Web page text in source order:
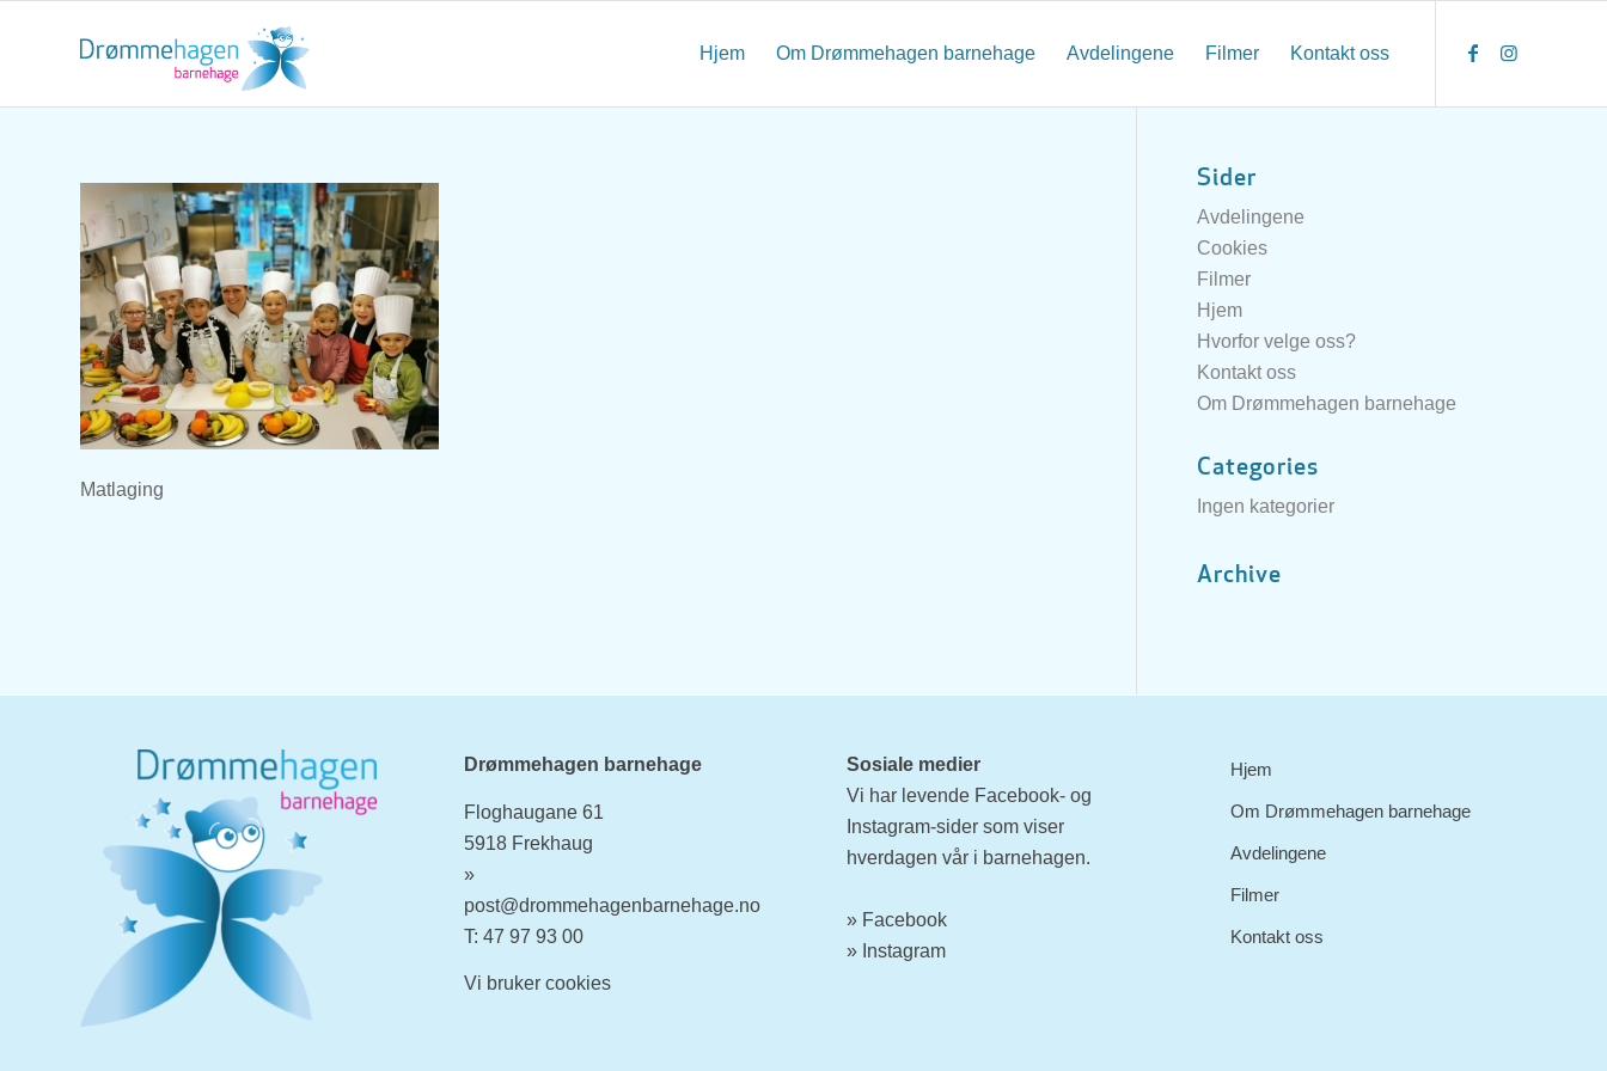
Hjem Om Drømmehagen barnehage Avdelingene Filmer Kontakt oss
Matlaging
Sider
Avdelingene
Cookies
Filmer
Hjem
Hvorfor velge oss?
Kontakt oss
Om Drømmehagen barnehage
Categories
Ingen kategorier
Archive
Drømmehagen barnehage
Floghaugane 61
5918 Frekhaug
»
post@drommehagenbarnehage.no
T: 47 97 93 00
Vi bruker cookies
Sosiale medier
Vi har levende Facebook- og
Instagram-sider som viser
hverdagen vår i barnehagen.
» Facebook
» Instagram
Hjem
Om Drømmehagen barnehage
Avdelingene
Filmer
Kontakt oss